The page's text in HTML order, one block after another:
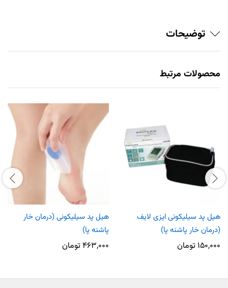
توضیحات
محصولات مرتبط
هیل پد سیلیکونی ایزی لایف
(درمان خار پاشنه پا)
۱۵۰,۰۰۰ تومان
هیل پد سیلیکونی (درمان خار
پاشنه پا)
۴۶۳,۰۰۰ تومان